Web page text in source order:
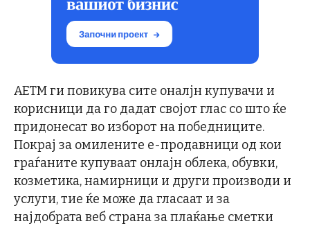
АЕТМ ги повикува сите оналјн купувачи и
корисници да го дадат својот глас со што ќе
придонесат во изборот на победниците.
Покрај за омилените е-продавници од кои
граѓаните купуваат онлајн облека, обувки,
козметика, намирници и други производи и
услуги, тие ќе може да гласаат и за
најдобрата веб страна за плаќање сметки